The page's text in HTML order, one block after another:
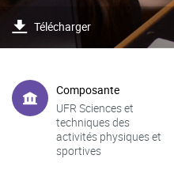
Télécharger
Composante
UFR Sciences et
techniques des
activités physiques et
sportives